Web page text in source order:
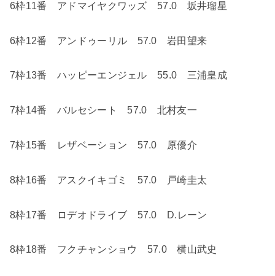
6枠11番 アドマイヤクワッズ 57.0 坂井瑠星
6枠12番 アンドゥーリル 57.0 岩田望来
7枠13番 ハッピーエンジェル 55.0 三浦皇成
7枠14番 バルセシート 57.0 北村友一
7枠15番 レザベーション 57.0 原優介
8枠16番 アスクイキゴミ 57.0 戸崎圭太
8枠17番 ロデオドライブ 57.0 D. レーン
8枠18番 フクチャンショウ 57.0 横山武史